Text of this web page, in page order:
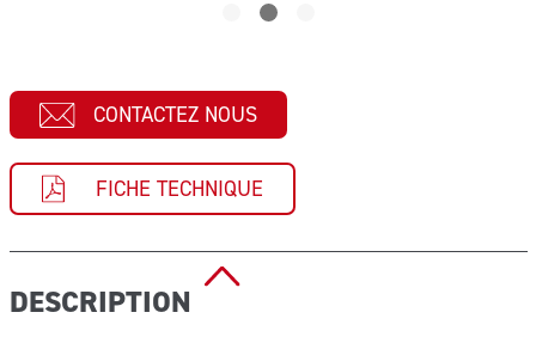
CONTACTEZ NOUS
FICHE TECHNIQUE
DESCRIPTION